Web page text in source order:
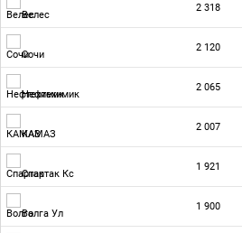
Велес
2 318
Сочи
2 120
Нефтехимик
2 065
КАМАЗ
2 007
Спартак Кс
1 921
Волга Ул
1 900